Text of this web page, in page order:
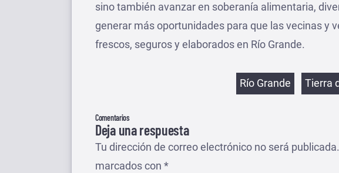
sino también avanzar en soberanía alimentaria,
generar más oportunidades para que las vecinas y
frescos, seguros y elaborados en Río Grande.
Etiquetas
Río Grande Tierra
Comentarios
Deja una respuesta
Tu dirección de correo electrónico no será publicada.
marcados con *